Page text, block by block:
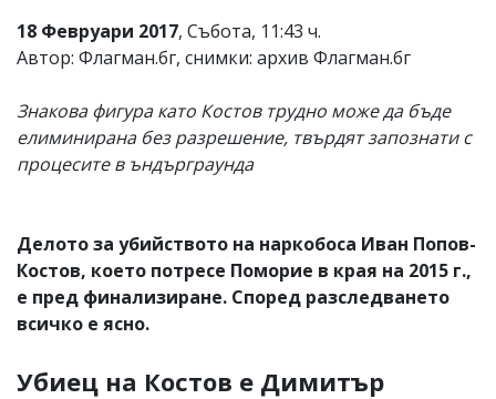
18 Февруари 2017, Събота, 11:43 ч.
Автор: Флагман.бг, снимки: архив Флагман.бг
Знакова фигура като Костов трудно може да бъде
елиминирана без разрешение, твърдят запознати с
процесите в ъндърграунда
Делото за убийството на наркобоса Иван Попов-
Костов, което потресе Поморие в края на 2015 г.,
е пред финализиране. Според разследването
всичко е ясно.
Убиец на Костов е Димитър